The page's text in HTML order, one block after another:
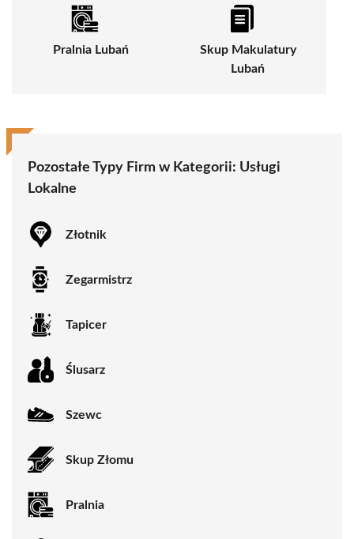
Pralnia Lubań
Skup Makulatury
Lubań
Pozostałe Typy Firm w Kategorii: Usługi
Lokalne
Złotnik
Zegarmistrz
Tapicer
Ślusarz
Szewc
Skup Złomu
Pralnia